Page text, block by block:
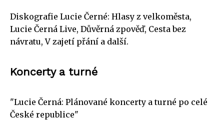
Diskografie Lucie Černé: Hlasy z velkoměsta,
Lucie Černá Live, Důvěrná zpověď, Cesta bez
návratu, V zajetí přání a další.
Koncerty a turné
"Lucie Černá: Plánované koncerty a turné po celé
České republice"